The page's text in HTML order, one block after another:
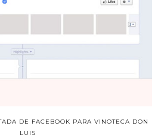
DE FACEBOOK PARA VINOTECA DON
LUIS